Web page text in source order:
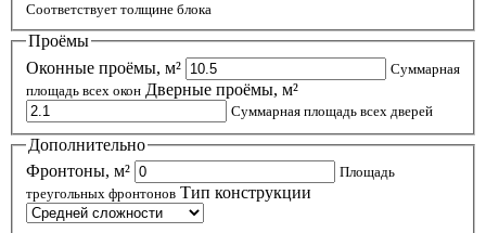
Соответствует толщине блока
Проёмы
Оконные проёмы, м²
Суммарная
площадь всех окон Дверные проёмы, м²
Суммарная площадь всех дверей
Дополнительно
Фронтоны, м²
Площадь
треугольных фронтонов Тип конструкции